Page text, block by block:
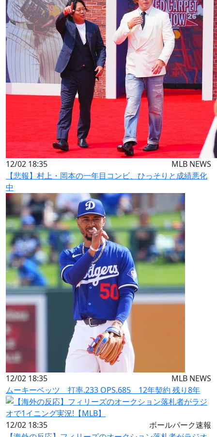
12/02 18:35
MLB NEWS
【悲報】村上・岡本の一年目コンビ、ひっそりと成績悪化
中
12/02 18:35
MLB NEWS
ムーキーベッツ 打率.233 OPS.685 12年契約 残り8年
12/02 18:35
ボールパーク速報